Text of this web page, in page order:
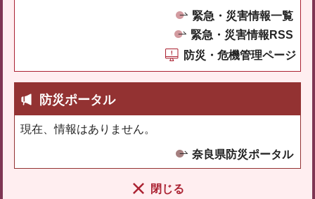
緊急・災害情報一覧
緊急・災害情報RSS
防災・危機管理ページ
防災ポータル
現在、情報はありません。
奈良県防災ポータル
閉じる